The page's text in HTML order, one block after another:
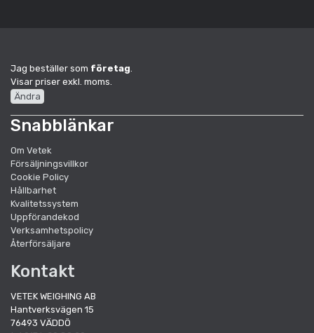
Jag beställer som företag.
Visar priser exkl. moms.
Ändra
Snabblänkar
Om Vetek
Försäljningsvillkor
Cookie Policy
Hållbarhet
Kvalitetssystem
Uppförandekod
Verksamhetspolicy
Återförsäljare
Kontakt
VETEK WEIGHING AB
Hantverksvägen 15
76493 VÄDDÖ